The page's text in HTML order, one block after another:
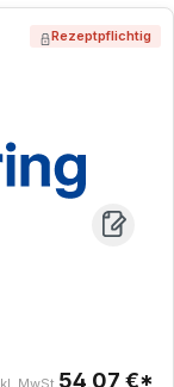
Rezeptpflichtig
MwSt.54,07 €*